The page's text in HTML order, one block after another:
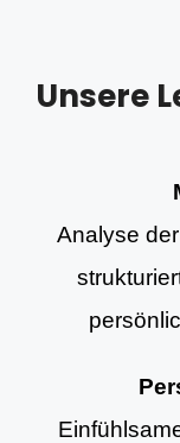
Unsere
Analyse